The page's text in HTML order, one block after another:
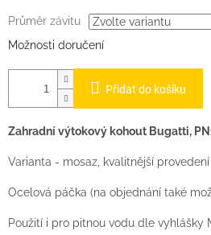
Průměr závitu
Možnosti doručení
Přidat do košíku
Zahradní výtokový kohout Bugatti,
Varianta - mosaz, kvalitnější provedení
Ocelová páčka (na objednání také
Použití i pro pitnou vodu dle vyhlášky